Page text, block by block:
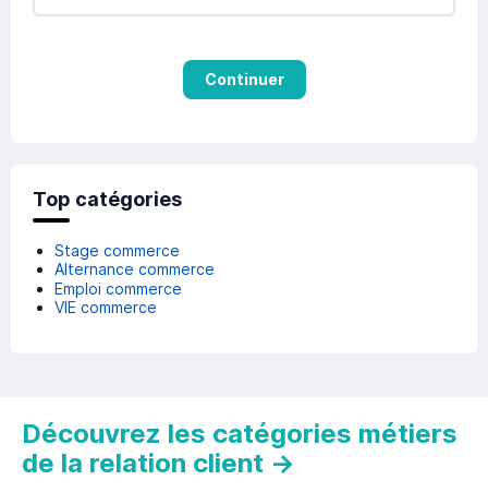
Continuer
Top catégories
Stage commerce
Alternance commerce
Emploi commerce
VIE commerce
Découvrez les catégories métiers
de la relation client →